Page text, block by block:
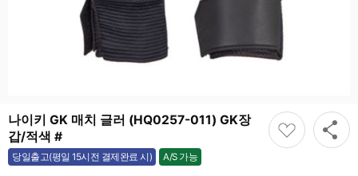
나이키 GK 매치 글러 (HQ0257-011) GK장
갑/적색 #
당일출고(평일 15시전 결제완료 시) A/S 가능
가능